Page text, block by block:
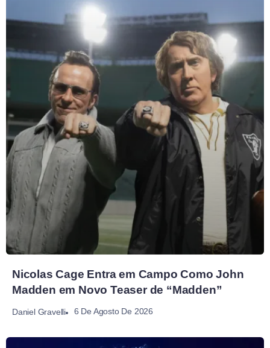
Nicolas Cage Entra em Campo Como John
Madden em Novo Teaser de “Madden”
Daniel Gravelli 6 De Agosto De 2026